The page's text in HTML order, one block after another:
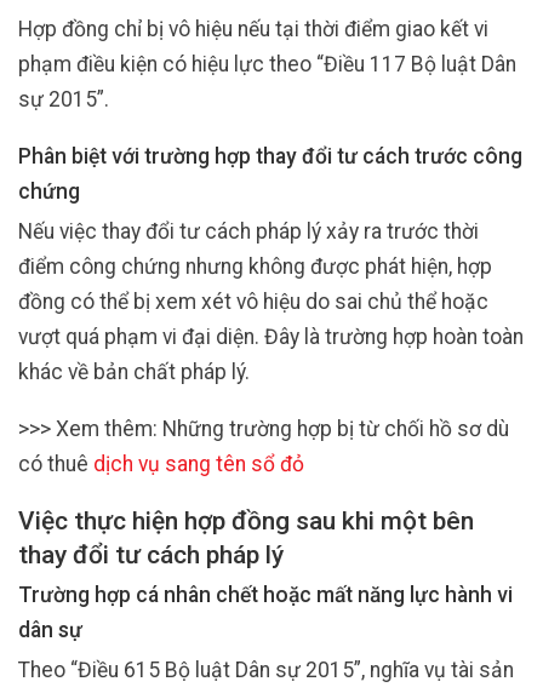
Hợp đồng chỉ bị vô hiệu nếu tại thời điểm giao kết vi
phạm điều kiện có hiệu lực theo “Điều 117 Bộ luật Dân
sự 2015”.
Phân biệt với trường hợp thay đổi tư cách trước công
chứng
Nếu việc thay đổi tư cách pháp lý xảy ra trước thời
điểm công chứng nhưng không được phát hiện, hợp
đồng có thể bị xem xét vô hiệu do sai chủ thể hoặc
vượt quá phạm vi đại diện. Đây là trường hợp hoàn toàn
khác về bản chất pháp lý.
>>> Xem thêm: Những trường hợp bị từ chối hồ sơ dù
có thuê dịch vụ sang tên sổ đỏ
Việc thực hiện hợp đồng sau khi một bên
thay đổi tư cách pháp lý
Trường hợp cá nhân chết hoặc mất năng lực hành vi
dân sự
Theo “Điều 615 Bộ luật Dân sự 2015”, nghĩa vụ tài sản